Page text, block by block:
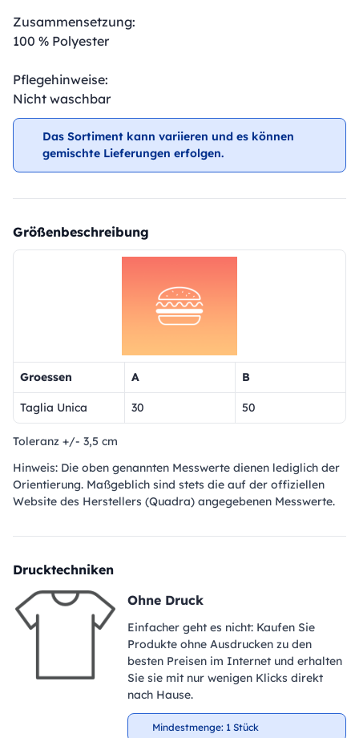
Zusammensetzung:
100 % Polyester
Pflegehinweise:
Nicht waschbar
Das Sortiment kann variieren und es können
gemischte Lieferungen erfolgen.
Größenbeschreibung
Groessen A B
Taglia Unica 30 50
Toleranz +/- 3,5 cm
Hinweis: Die oben genannten Messwerte dienen lediglich der
Orientierung. Maßgeblich sind stets die auf der offiziellen
Website des Herstellers (Quadra) angegebenen Messwerte.
Drucktechniken
Ohne Druck
Einfacher geht es nicht: Kaufen Sie
Produkte ohne Ausdrucken zu den
besten Preisen im Internet und erhalten
Sie sie mit nur wenigen Klicks direkt
nach Hause.
Mindestmenge: 1 Stück